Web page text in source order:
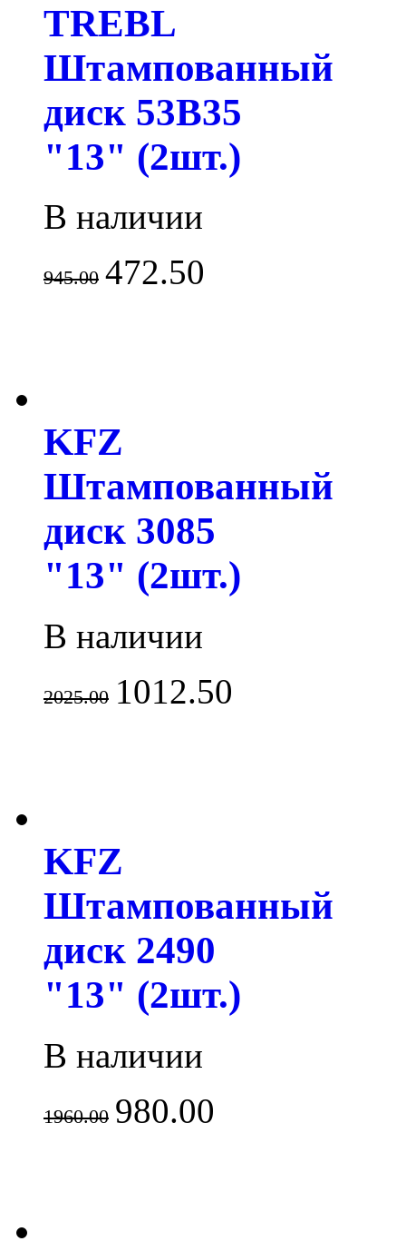
TREBL
Штампованный
диск 53B35
"13" (2шт.)
В наличии
945.00 472.50
KFZ
Штампованный
диск 3085
"13" (2шт.)
В наличии
2025.00 1012.50
KFZ
Штампованный
диск 2490
"13" (2шт.)
В наличии
1960.00 980.00